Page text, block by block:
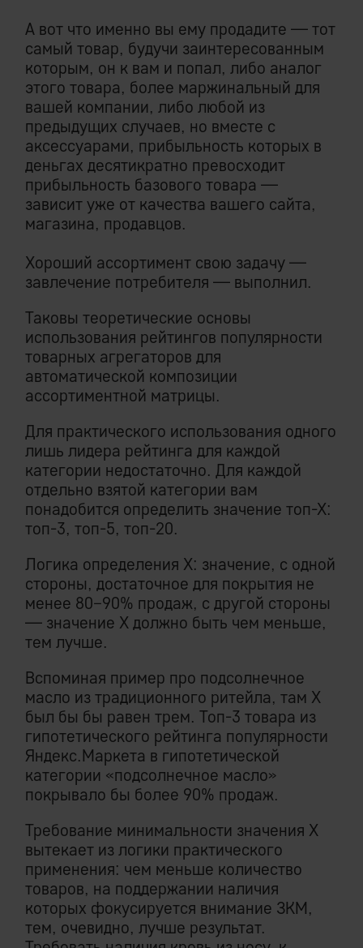
А вот что именно вы ему продадите — тот
самый товар, будучи заинтересованным
которым, он к вам и попал, либо аналог
этого товара, более маржинальный для
вашей компании, либо любой из
предыдущих случаев, но вместе с
аксессуарами, прибыльность которых в
деньгах десятикратно превосходит
прибыльность базового товара —
зависит уже от качества вашего сайта,
магазина, продавцов.
Хороший ассортимент свою задачу —
завлечение потребителя — выполнил.
Таковы теоретические основы
использования рейтингов популярности
товарных агрегаторов для
автоматической композиции
ассортиментной матрицы.
Для практического использования одного
лишь лидера рейтинга для каждой
категории недостаточно. Для каждой
отдельно взятой категории вам
понадобится определить значение топ-Х:
топ-3, топ-5, топ-20.
Логика определения Х: значение, с одной
стороны, достаточное для покрытия не
менее 80−90% продаж, с другой стороны
— значение Х должно быть чем меньше,
тем лучше.
Вспоминая пример про подсолнечное
масло из традиционного ритейла, там Х
был бы бы равен трем. Топ-3 товара из
гипотетического рейтинга популярности
Яндекс.Маркета в гипотетической
категории «подсолнечное масло»
покрывало бы более 90% продаж.
Требование минимальности значения Х
вытекает из логики практического
применения: чем меньше количество
товаров, на поддержании наличия
которых фокусируется внимание ЗКМ,
тем, очевидно, лучше результат.